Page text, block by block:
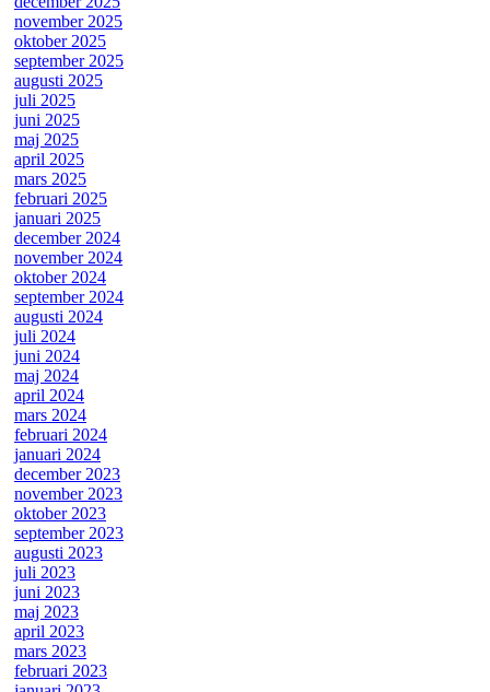
november 2025
oktober 2025
september 2025
augusti 2025
juli 2025
juni 2025
maj 2025
april 2025
mars 2025
februari 2025
januari 2025
december 2024
november 2024
oktober 2024
september 2024
augusti 2024
juli 2024
juni 2024
maj 2024
april 2024
mars 2024
februari 2024
januari 2024
december 2023
november 2023
oktober 2023
september 2023
augusti 2023
juli 2023
juni 2023
maj 2023
april 2023
mars 2023
februari 2023